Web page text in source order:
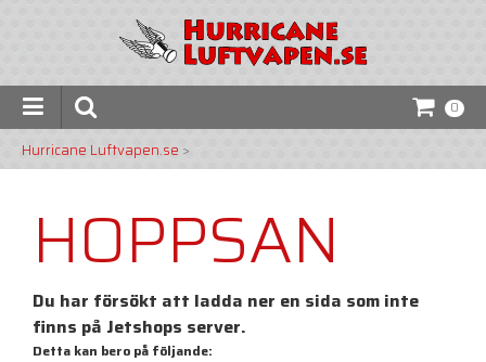
0
Hurricane Luftvapen.se >
HOPPSAN
Du har försökt att ladda ner en sida som inte
finns på Jetshops server.
Detta kan bero på följande: